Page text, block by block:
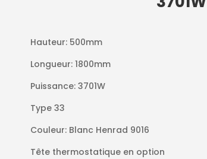
Hauteur: 500mm
Longueur: 1800mm
Puissance: 3701W
Type 33
Couleur: Blanc Henrad 9016
Tête thermostatique en option